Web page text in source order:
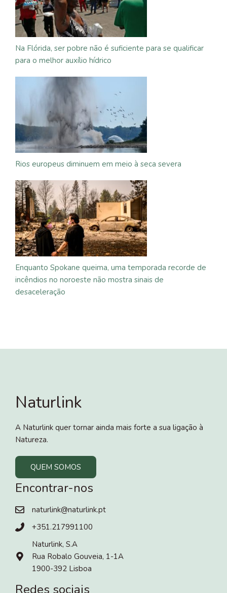
Na Flórida, ser pobre não é suficiente para se qualificar
para o melhor auxílio hídrico
Rios europeus diminuem em meio à seca severa
Enquanto Spokane queima, uma temporada recorde de
incêndios no noroeste não mostra sinais de
desaceleração
Naturlink
A Naturlink quer tornar ainda mais forte a sua ligação à
Natureza.
QUEM SOMOS
Encontrar-nos
naturlink@naturlink.pt
+351.217991100
Naturlink, S.A
Rua Robalo Gouveia, 1-1A
1900-392 Lisboa
Redes sociais